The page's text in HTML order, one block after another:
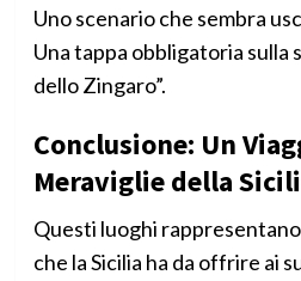
Uno scenario che sembra
Una tappa obbligatoria sulla
dello Zingaro”.
Conclusione: Un
Meraviglie della
Questi luoghi
che la Sicilia ha da offrire ai